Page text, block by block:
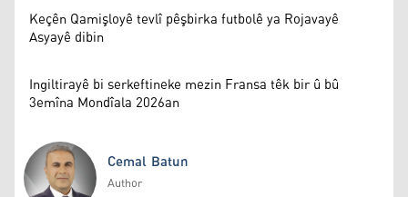
Keçên Qamişloyê tevlî pêşbirka futbolê ya Rojavayê
Asyayê dibin
Ingiltirayê bi serkeftineke mezin Fransa têk bir û bû
3emîna Mondîala 2026an
Cemal Batun
Author